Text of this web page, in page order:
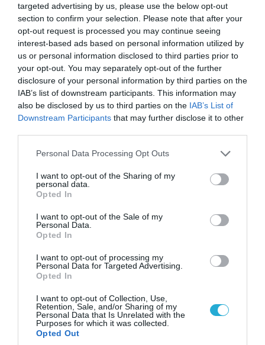
targeted advertising by us, please use the below opt-out
section to confirm your selection. Please note that after your
opt-out request is processed you may continue seeing
interest-based ads based on personal information utilized by
us or personal information disclosed to third parties prior to
your opt-out. You may separately opt-out of the further
disclosure of your personal information by third parties on the
IAB’s list of downstream participants. This information may
also be disclosed by us to third parties on the IAB’s List of
Downstream Participants that may further disclose it to other
Please note that this website/app uses one or more Google
not limited to your visit or usage behaviour. You may click to
grant or deny consent to Google and its third-party tags to
use your data for below specified purposes in below Google
consent section.
Personal Data Processing Opt Outs
I want to opt-out of the Sharing of my
personal data.
Opted In
I want to opt-out of the Sale of my
Personal Data.
Opted In
I want to opt-out of processing my
Personal Data for Targeted Advertising.
Opted In
I want to opt-out of Collection, Use,
Retention, Sale, and/or Sharing of my
Personal Data that Is Unrelated with the
Purposes for which it was collected.
Opted Out
«Η απόλυτη τραγωδία»: Η «αιχμηρή» ανάρτηση
του Αρκά για τα τατουάζ (φωτο)
07.08.2026 | 20:02
Κωνσταντίνο Ζούλα από τον ΣΚΑΪ – Ο λόγος της
απομάκρυνσής του